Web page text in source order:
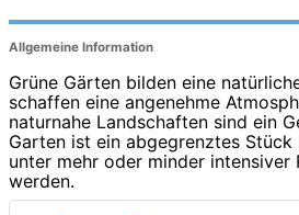
Allgemeine Information
Grüne Gärten bilden eine
schaffen eine angenehme
naturnahe Landschaften sind ein
Garten ist ein abgegrenztes Stück
unter mehr oder minder intensiver
werden.